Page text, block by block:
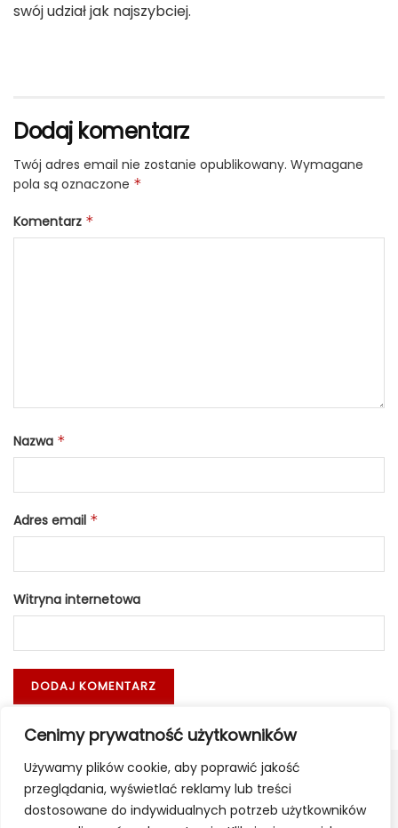
Cenimy prywatność użytkowników
Używamy plików cookie, aby poprawić jakość
przeglądania, wyświetlać reklamy lub treści
dostosowane do indywidualnych potrzeb użytkowników
swój udział jak najszybciej.
Dodaj komentarz
Twój adres email nie zostanie opublikowany. Wymagane
pola są oznaczone *
Komentarz *
Nazwa *
Adres email *
Witryna internetowa